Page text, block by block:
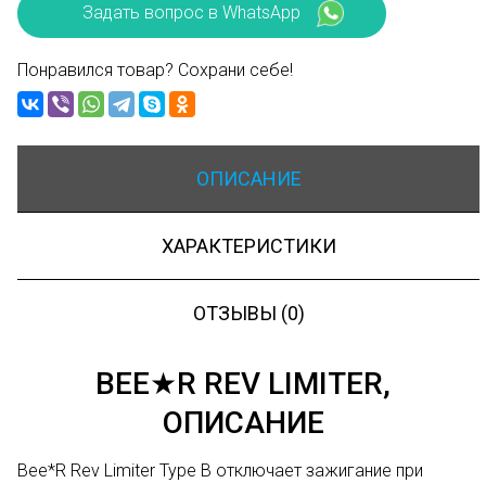
Задать вопрос в WhatsApp
Понравился товар? Сохрани себе!
ОПИСАНИЕ
ХАРАКТЕРИСТИКИ
ОТЗЫВЫ (0)
BEE★R REV LIMITER,
ОПИСАНИЕ
Bee*R Rev Limiter Type B отключает зажигание при